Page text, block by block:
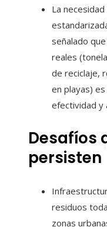
La
señalado
reales
de reciclaje,
en playas)
efectividad y
Desafíos
persisten
residuos
zonas